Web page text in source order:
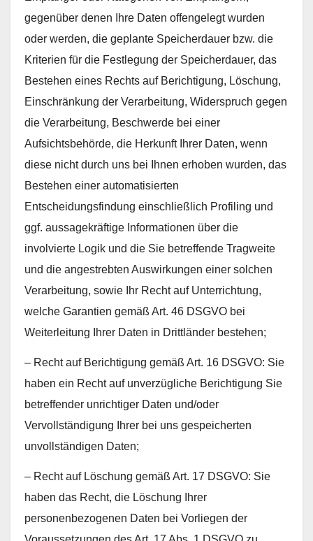
gegenüber denen Ihre Daten offengelegt wurden
oder werden, die geplante Speicherdauer bzw. die
Kriterien für die Festlegung der Speicherdauer, das
Bestehen eines Rechts auf Berichtigung, Löschung,
Einschränkung der Verarbeitung, Widerspruch gegen
die Verarbeitung, Beschwerde bei einer
Aufsichtsbehörde, die Herkunft Ihrer Daten, wenn
diese nicht durch uns bei Ihnen erhoben wurden, das
Bestehen einer automatisierten
Entscheidungsfindung einschließlich Profiling und
ggf. aussagekräftige Informationen über die
involvierte Logik und die Sie betreffende Tragweite
und die angestrebten Auswirkungen einer solchen
Verarbeitung, sowie Ihr Recht auf Unterrichtung,
welche Garantien gemäß Art. 46 DSGVO bei
Weiterleitung Ihrer Daten in Drittländer bestehen;
– Recht auf Berichtigung gemäß Art. 16 DSGVO: Sie
haben ein Recht auf unverzügliche Berichtigung Sie
betreffender unrichtiger Daten und/oder
Vervollständigung Ihrer bei uns gespeicherten
unvollständigen Daten;
– Recht auf Löschung gemäß Art. 17 DSGVO: Sie
haben das Recht, die Löschung Ihrer
personenbezogenen Daten bei Vorliegen der